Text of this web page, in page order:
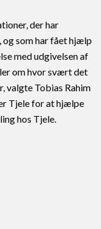
der har
som har fået hjælp
med udgivelsen af
om hvor svært det
valgte Tobias Rahim
Tjele for at hjælpe
hos Tjele.